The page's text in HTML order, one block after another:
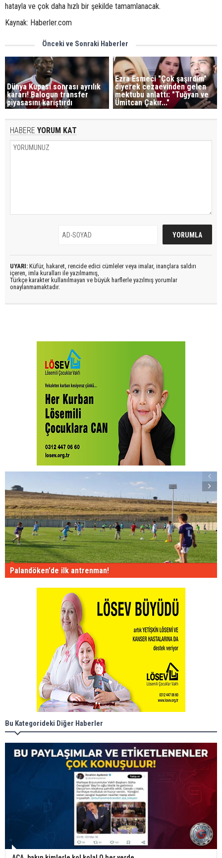
hatayla ve çok daha hızlı bir şekilde tamamlanacak.
Kaynak: Haberler.com
Önceki ve Sonraki Haberler
Dünya Kupası sonrası ayrılık
kararı! Balogun transfer
piyasasını karıştırdı
Ezra Esmeci "Çok şaşırdım"
diyerek cezaevinden gelen
mektubu anlattı: "Tuğyan ve
Ümitcan Çakır..."
HABERE YORUM KAT
UYARI: Küfür, hakaret, rencide edici cümleler veya imalar, inançlara saldırı
içeren, imla kuralları ile yazılmamış,
Türkçe karakter kullanılmayan ve büyük harflerle yazılmış yorumlar
onaylanmamaktadır.
Palandöken'de ilk antrenman!
Bu Kategorideki Diğer Haberler